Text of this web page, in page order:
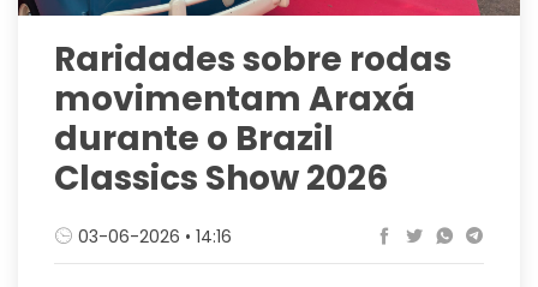
Raridades sobre rodas
movimentam Araxá
durante o Brazil
Classics Show 2026
03-06-2026 • 14:16